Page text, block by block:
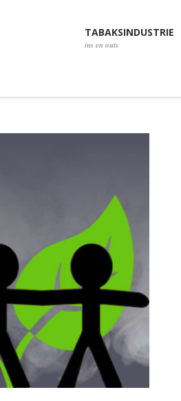
TABAKSINDUSTRIE
ins en outs